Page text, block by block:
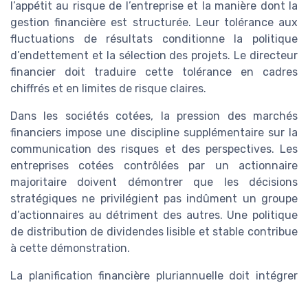
l’appétit au risque de l’entreprise et la manière dont la
gestion financière est structurée. Leur tolérance aux
fluctuations de résultats conditionne la politique
d’endettement et la sélection des projets. Le directeur
financier doit traduire cette tolérance en cadres
chiffrés et en limites de risque claires.
Dans les sociétés cotées, la pression des marchés
financiers impose une discipline supplémentaire sur la
communication des risques et des perspectives. Les
entreprises cotées contrôlées par un actionnaire
majoritaire doivent démontrer que les décisions
stratégiques ne privilégient pas indûment un groupe
d’actionnaires au détriment des autres. Une politique
de distribution de dividendes lisible et stable contribue
à cette démonstration.
La planification financière pluriannuelle doit intégrer